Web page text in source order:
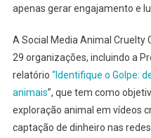
apenas gerar engajamento e
A Social Media Animal Cruelty
29 organizações, incluindo a
relatório “Identifique o Golpe:
animais”, que tem como
exploração animal em vídeos
captação de dinheiro nas